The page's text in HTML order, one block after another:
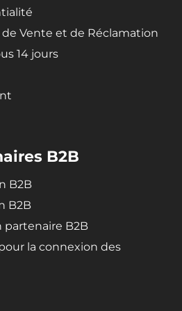
Vente et de Réclamation
14 jours
B2B
B2B
B2B
B2B
la connexion des